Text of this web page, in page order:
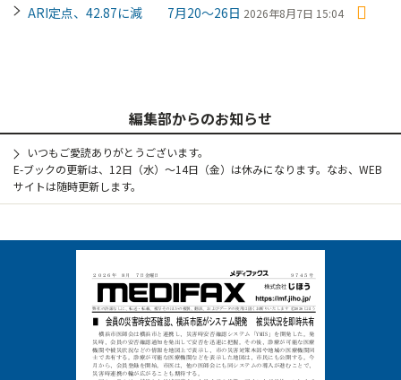
ARI定点、42.87に減 7月20～26日 2026年8月7日 15:04
編集部からのお知らせ
いつもご愛読ありがとうございます。
E-ブックの更新は、12日（水）～14日（金）は休みになります。なお、WEB
サイトは随時更新します。